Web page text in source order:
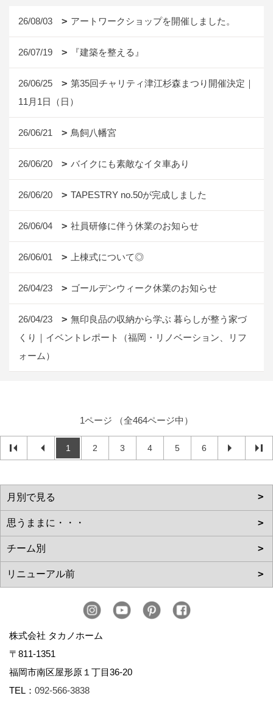
26/08/03 アートワークショップを開催しました。
26/07/19 『建築を整える』
26/06/25
第35回チャリティ津江杉森まつり開催決定｜
11月1日（日）
26/06/21 鳥飼八幡宮
26/06/20 バイクにも素敵なイタ車あり
26/06/20 TAPESTRY no.50が完成しました
26/06/04 社員研修に伴う休業のお知らせ
26/06/01 上棟式について◎
26/04/23 ゴールデンウィーク休業のお知らせ
26/04/23
無印良品の収納から学ぶ 暮らしが整う家づ
くり｜イベントレポート（福岡・リノベーション、リフ
ォーム）
1ページ （全464ページ中）
1 2 3 4 5 6
株式会社 タカノホーム
〒811-1351
福岡市南区屋形原１丁目36-20
TEL： 092-566-3838